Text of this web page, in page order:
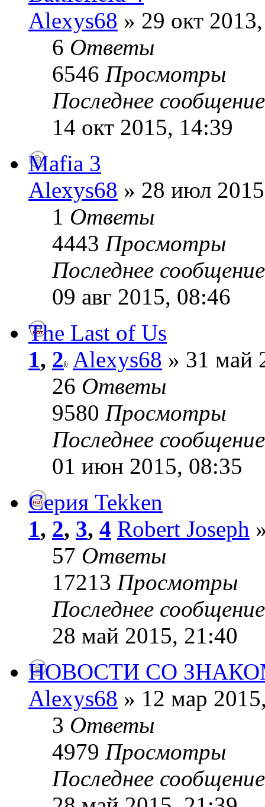
Alexys68 » 29 окт
6 Ответы
6546 Просмотры
Последнее
14 окт 2015, 14:39
Mafia 3
Alexys68 » 28 июл
1 Ответы
4443 Просмотры
Последнее
09 авг 2015, 08:46
The Last of Us
1, 2 Alexys68 » 31 май
26 Ответы
9580 Просмотры
Последнее
01 июн 2015, 08:35
Серия Tekken
1, 2, 3, 4 Robert Joseph
57 Ответы
17213 Просмотры
Последнее
28 май 2015, 21:40
НОВОСТИ СО
Alexys68 » 12 мар
3 Ответы
4979 Просмотры
Последнее